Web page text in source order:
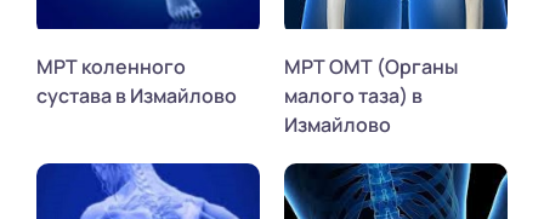
МРТ коленного
сустава в Измайлово
МРТ ОМТ (Органы
малого таза) в
Измайлово